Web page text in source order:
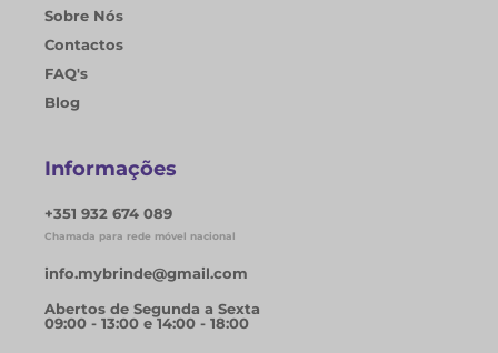
Sobre Nós
Contactos
FAQ's
Blog
Informações
+351 932 674 089
Chamada para rede móvel nacional
info.mybrinde@gmail.com
Abertos de Segunda a Sexta
09:00 - 13:00 e 14:00 - 18:00